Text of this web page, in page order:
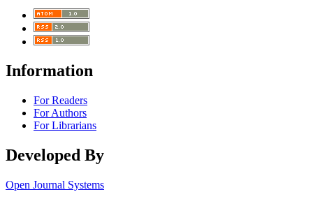
Information
For Readers
For Authors
For Librarians
Developed By
Open Journal Systems